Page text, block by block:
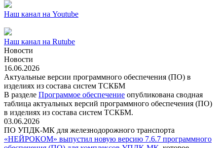
Наш канал на Youtube
Наш канал на Rutube
Новости
Новости
16.06.2026
Актуальные версии программного обеспечения (ПО) в
изделиях из состава систем ТСКБМ
В разделе Программое обеспечение опубликована сводная
таблица актуальных версий программного обеспечения (ПО)
в изделиях из состава систем ТСКБМ.
03.06.2026
ПО УПДК-МК для железнодорожного транспорта
«НЕЙРОКОМ» выпустил новую версию 7.6.7 программного